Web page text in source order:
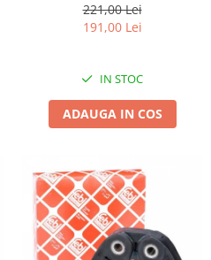
221,00 Lei
191,00 Lei
IN STOC
ADAUGA IN COS